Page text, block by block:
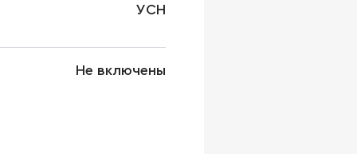
УСН
Не включены